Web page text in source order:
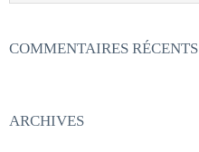
COMMENTAIRES RÉCENTS
ARCHIVES